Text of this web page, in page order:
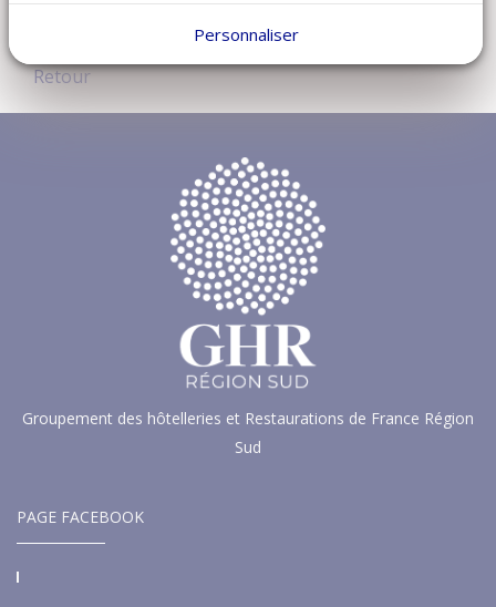
Retour
Groupement des hôtelleries et Restaurations de France Région
Sud
PAGE FACEBOOK
Personnaliser